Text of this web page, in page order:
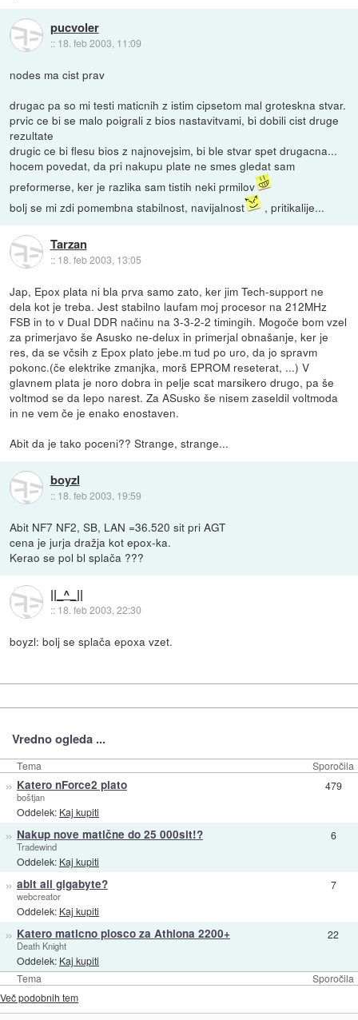
pucvoler
:: 18. feb 2003, 11:09
nodes ma cist prav
drugac pa so mi testi maticnih z istim cipsetom mal groteskna stvar.
prvic ce bi se malo poigrali z bios nastavitvami, bi dobili cist druge
rezultate
drugic ce bi flesu bios z najnovejsim, bi ble stvar spet drugacna...
hocem povedat, da pri nakupu plate ne smes gledat sam
preformerse, ker je razlika sam tistih neki prmilov
bolj se mi zdi pomembna stabilnost, navijalnost
, pritikalije...
Tarzan
:: 18. feb 2003, 13:05
Jap, Epox plata ni bla prva samo zato, ker jim Tech-support ne
dela kot je treba. Jest stabilno laufam moj procesor na 212MHz
FSB in to v Dual DDR načinu na 3-3-2-2 timingih. Mogoče bom vzel
za primerjavo še Asusko ne-delux in primerjal obnašanje, ker je
res, da se včsih z Epox plato jebe.m tud po uro, da jo spravm
pokonc.(če elektrike zmanjka, morš EPROM reseterat, ...) V
glavnem plata je noro dobra in pelje scat marsikero drugo, pa še
voltmod se da lepo narest. Za ASusko še nisem zaseldil voltmoda
in ne vem če je enako enostaven.
Abit da je tako poceni?? Strange, strange...
boyzl
:: 18. feb 2003, 19:59
Abit NF7 NF2, SB, LAN =36.520 sit pri AGT
cena je jurja dražja kot epox-ka.
Kerao se pol bl splača ???
||_^_||
:: 18. feb 2003, 22:30
boyzl: bolj se splača epoxa vzet.
Vredno ogleda ...
Tema Sporočila
Tema Sporočila
» Katero nForce2 plato
boštjan
Oddelek: Kaj kupiti
479
» Nakup nove matične do 25 000sit!?
Tradewind
Oddelek: Kaj kupiti
6
» abit ali gigabyte?
webcreator
Oddelek: Kaj kupiti
7
» Katero maticno plosco za Athlona 2200+
Death Knight
Oddelek: Kaj kupiti
22
Več podobnih tem